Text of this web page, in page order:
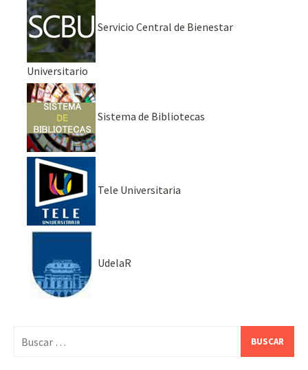
Servicio Central de Bienestar
Universitario
Sistema de Bibliotecas
Tele Universitaria
UdelaR